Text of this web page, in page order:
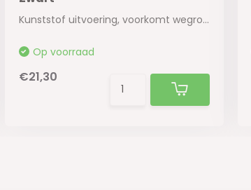
Kunststof uitvoering, voorkomt wegrollen op ee...
Op voorraad
€21,30